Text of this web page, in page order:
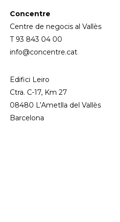
Concentre
Centre de negocis al Vallès
T 93 843 04 00
info@concentre.cat
Edifici Leiro
Ctra. C-17, Km 27
08480 L’Ametlla del Vallès
Barcelona